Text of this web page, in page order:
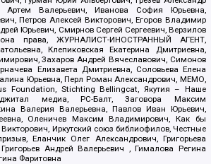
Артем Валерьевич, Иванова София Юрьевна,
Петров Алексей Викторович, Егоров Владимир
Юрьевич, Смирнов Сергей Сергеевич, Верзилов
права, ЖУРНАЛИСТ-ИНОСТРАННЫЙ АГЕНТ,
Клепиковская Екатерина Дмитриевна,
Захаров Андрей Вячеславович, Симонов
Елизавета Дмитриевна, Соловьева Елена
Юрьевна, Перл Роман Александрович, МЕМО,
Foundation, Stichting Bellingcat, Якутия – Наше
медиа, РС-Балт, Заговора Максим
Валерия Валерьевна, Павлов Иван Юрьевич,
Оленичев Максим Владимирович, Как бы
Викторович, Иркутский союз библиофилов, Честные
Еланчик Олег Александрович, Григорьева
Андрей Валерьевич , Гималова Регина
Фаритовна